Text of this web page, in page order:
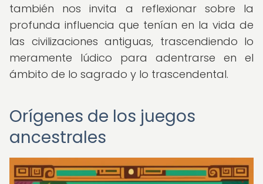
también nos invita a reflexionar sobre la
profunda influencia que tenían en la vida de
las civilizaciones antiguas, trascendiendo lo
meramente lúdico para adentrarse en el
ámbito de lo sagrado y lo trascendental.
Orígenes de los juegos
ancestrales